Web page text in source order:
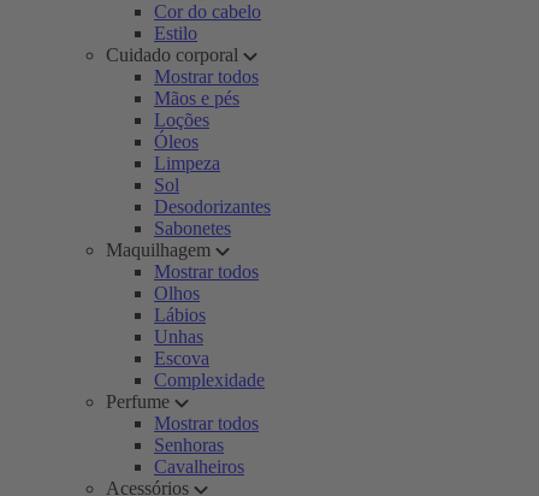
Cor do cabelo
Estilo
Cuidado corporal
Mostrar todos
Mãos e pés
Loções
Óleos
Limpeza
Sol
Desodorizantes
Sabonetes
Maquilhagem
Mostrar todos
Olhos
Lábios
Unhas
Escova
Complexidade
Perfume
Mostrar todos
Senhoras
Cavalheiros
Acessórios